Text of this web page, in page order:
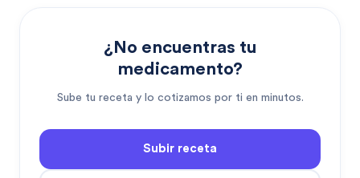
¿No encuentras tu
medicamento?
Sube tu receta y lo cotizamos por ti en minutos.
Subir receta